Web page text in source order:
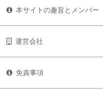
本サイトの趣旨とメンバー
運営会社
免責事項